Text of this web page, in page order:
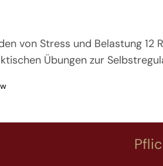
von Stress und Belastung 12
Übungen zur